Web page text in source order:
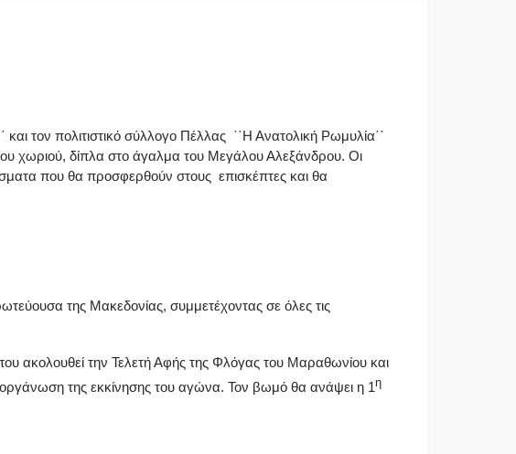
τον πολιτιστικό σύλλογο Πέλλας ΄΄Η Ανατολική Ρωμυλία΄΄
χωριού, δίπλα στο άγαλμα του Μεγάλου Αλεξάνδρου. Οι
που θα προσφερθούν στους επισκέπτες και θα
της Μακεδονίας, συμμετέχοντας σε όλες τις
ακολουθεί την Τελετή Αφής της Φλόγας του Μαραθωνίου και
της εκκίνησης του αγώνα. Τον βωμό θα ανάψει η 1η